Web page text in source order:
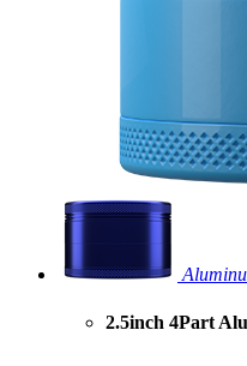
2.5inch 4Part